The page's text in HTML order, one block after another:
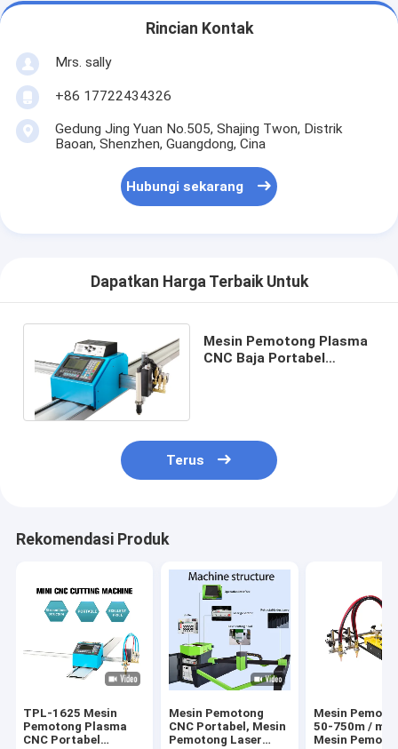
Rincian Kontak
Mrs. sally
+86 17722434326
Gedung Jing Yuan No.505, Shajing Twon, Distrik
Baoan, Shenzhen, Guangdong, Cina
Hubungi sekarang
Dapatkan Harga Terbaik Untuk
Mesin Pemotong Plasma
CNC Baja Portabel
Terus
Rekomendasi Produk
TPL-1625 Mesin
Pemotong Plasma
CNC Portabel
Mesin Pemotong
CNC Portabel, Mesin
Pemotong Laser
Mesin
50-750m /
Mesin